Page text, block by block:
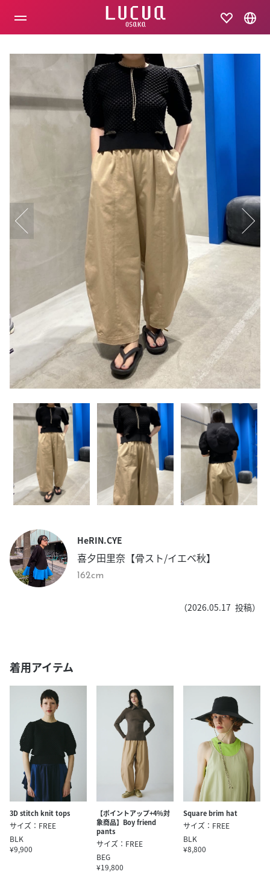
HeRIN.CYE
喜夕田里奈【骨スト/イエベ秋】
162cm
（2026.05.17 投稿）
着用アイテム
3D stitch knit tops
サイズ：FREE
BLK
¥9,900
【ポイントアップ+4％対
象商品】Boy friend
pants
サイズ：FREE
BEG
¥19,800
Square brim hat
サイズ：FREE
BLK
¥8,800